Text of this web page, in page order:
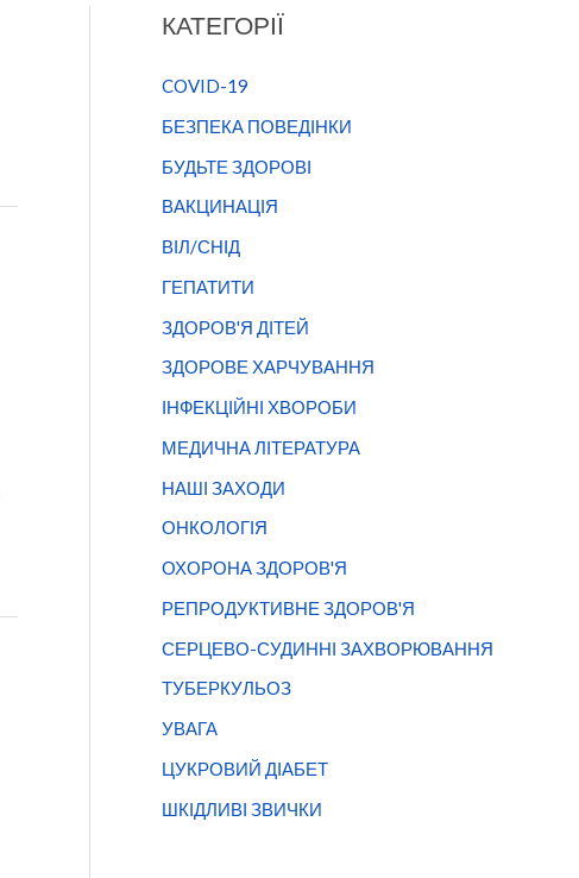
КАТЕГОРІЇ
COVID-19
БЕЗПЕКА ПОВЕДІНКИ
БУДЬТЕ ЗДОРОВІ
ВАКЦИНАЦІЯ
ВІЛ/СНІД
ГЕПАТИТИ
ЗДОРОВ'Я ДІТЕЙ
ЗДОРОВЕ ХАРЧУВАННЯ
ІНФЕКЦІЙНІ ХВОРОБИ
МЕДИЧНА ЛІТЕРАТУРА
НАШІ ЗАХОДИ
ОНКОЛОГІЯ
ОХОРОНА ЗДОРОВ'Я
РЕПРОДУКТИВНЕ ЗДОРОВ'Я
СЕРЦЕВО-СУДИННІ ЗАХВОРЮВАННЯ
ТУБЕРКУЛЬОЗ
УВАГА
ЦУКРОВИЙ ДІАБЕТ
ШКІДЛИВІ ЗВИЧКИ